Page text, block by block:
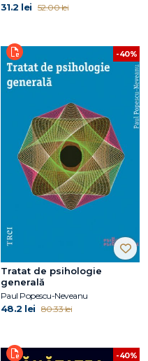
31.2 lei 52.00 lei
-40%
Tratat de psihologie
generală
Paul Popescu-Neveanu
48.2 lei 80.33 lei
-40%